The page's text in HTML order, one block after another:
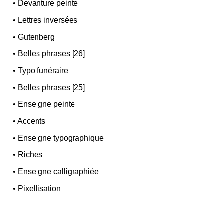
• Devanture peinte
• Lettres inversées
•Gutenberg
• Belles phrases [26]
•Typo funéraire
• Belles phrases [25]
• Enseigne peinte
•Accents
• Enseigne typographique
• Riches
• Enseigne calligraphiée
• Pixellisation